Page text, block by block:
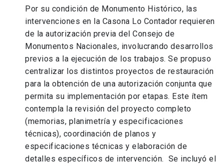
Por su condición de Monumento Histórico, las
intervenciones en la Casona Lo Contador requieren
de la autorización previa del Consejo de
Monumentos Nacionales, involucrando desarrollos
previos a la ejecución de los trabajos. Se propuso
centralizar los distintos proyectos de restauración
para la obtención de una autorización conjunta que
permita su implementación por etapas. Este ítem
contempla la revisión del proyecto completo
(memorias, planimetría y especificaciones
técnicas), coordinación de planos y
especificaciones técnicas y elaboración de
detalles específicos de intervención. Se incluyó el